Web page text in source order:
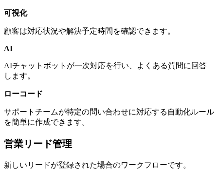
可視化
顧客は対応状況や解決予定時間を確認できます。
AI
AIチャットボットが一次対応を行い、よくある質問に回答
します。
ローコード
サポートチームが特定の問い合わせに対応する自動化ルール
を簡単に作成できます。
営業リード管理
新しいリードが登録された場合のワークフローです。